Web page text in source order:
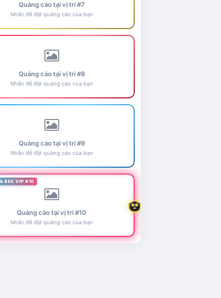
Quảng cáo tại vị trí #7
Nhấn để đặt quảng cáo của bạn
Quảng cáo tại vị trí #8
Nhấn để đặt quảng cáo của bạn
Quảng cáo tại vị trí #9
Nhấn để đặt quảng cáo của bạn
BEE VIP #10
Quảng cáo tại vị trí #10
Nhấn để đặt quảng cáo của bạn